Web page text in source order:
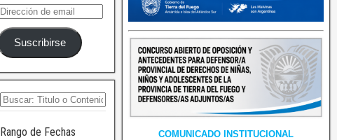
Suscribirse
Rango de Fechas COMUNICADO INSTITUCIONAL